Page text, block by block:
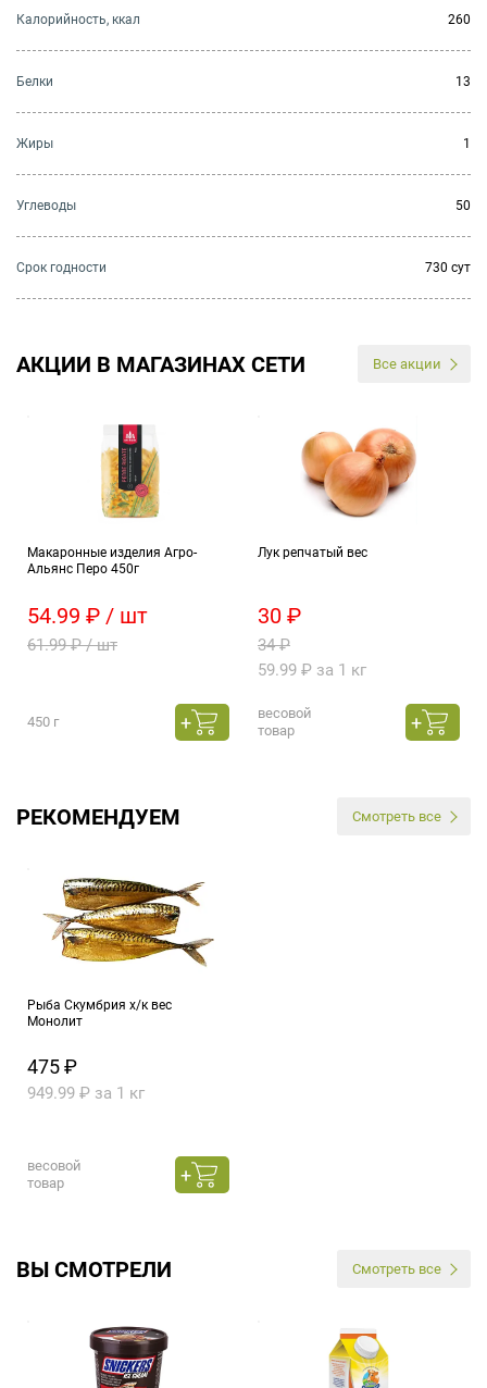
Калорийность, ккал 260
Белки 13
Жиры 1
Углеводы 50
Cрок годности 730 сут
АКЦИИ В МАГАЗИНАХ СЕТИ Все акции
Макаронные изделия Агро-
Альянс Перо 450г
54.99 ₽ / шт
61.99 ₽ / шт
450 г
Лук репчатый вес
30 ₽
34 ₽
59.99 ₽ за 1 кг
весовой
товар
РЕКОМЕНДУЕМ Смотреть все
Рыба Скумбрия х/к вес
Монолит
475 ₽
949.99 ₽ за 1 кг
весовой
товар
ВЫ СМОТРЕЛИ Смотреть все